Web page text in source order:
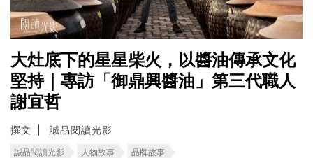
大灶底下的星星柴火，以醬油傳承文化
堅持｜專訪「御鼎興醬油」第三代職人
謝宜哲
撰文 誠品閱讀光影
誠品閱讀光影 人物故事 品牌故事